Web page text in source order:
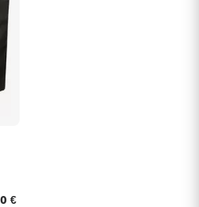
unsere Marken an
€